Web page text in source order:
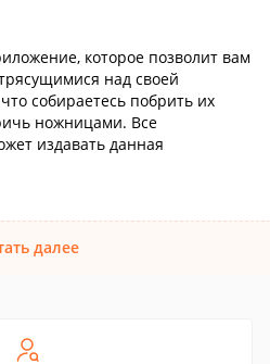
которое позволит вам
над своей
собираетесь побрить их
ножницами. Все
издавать данная
далее